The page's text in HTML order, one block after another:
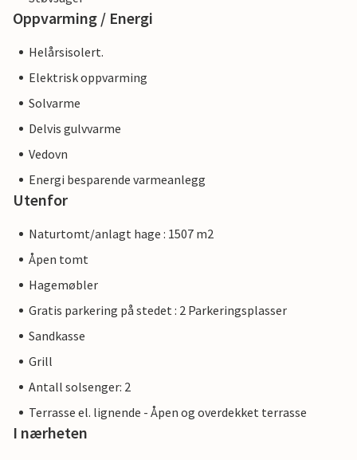
Oppvarming / Energi
Helårsisolert.
Elektrisk oppvarming
Solvarme
Delvis gulvvarme
Vedovn
Energi besparende varmeanlegg
Utenfor
Naturtomt/anlagt hage : 1507 m2
Åpen tomt
Hagemøbler
Gratis parkering på stedet : 2 Parkeringsplasser
Sandkasse
Grill
Antall solsenger: 2
Terrasse el. lignende - Åpen og overdekket terrasse
I nærheten